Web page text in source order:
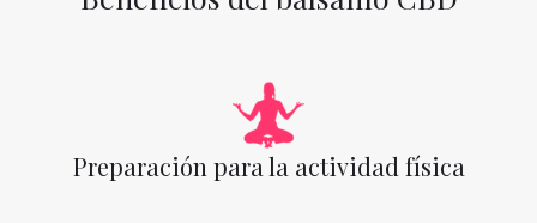
Preparación para la actividad física